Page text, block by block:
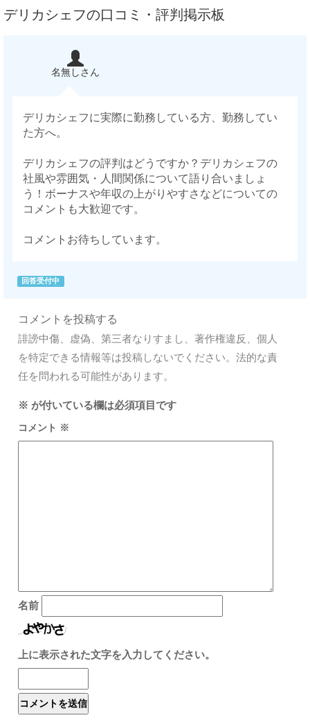
デリカシェフの口コミ・評判掲示板
名無しさん
デリカシェフに実際に勤務している方、勤務してい
た方へ。
デリカシェフの評判はどうですか？デリカシェフの
社風や雰囲気・人間関係について語り合いましょ
う！ボーナスや年収の上がりやすさなどについての
コメントも大歓迎です。
コメントお待ちしています。
回答受付中
コメントを投稿する
誹謗中傷、虚偽、第三者なりすまし、著作権違反、個人
を特定できる情報等は投稿しないでください。法的な責
任を問われる可能性があります。
※ が付いている欄は必須項目です
コメント ※
名前
上に表示された文字を入力してください。